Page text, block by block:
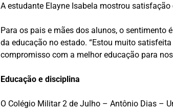
A estudante Elayne Isabela mostrou
Para os pais e mães dos alunos, o sentimento
da educação no estado. “Estou muito
compromisso com a melhor educação para
Educação e disciplina
O Colégio Militar 2 de Julho – Antônio Dias –